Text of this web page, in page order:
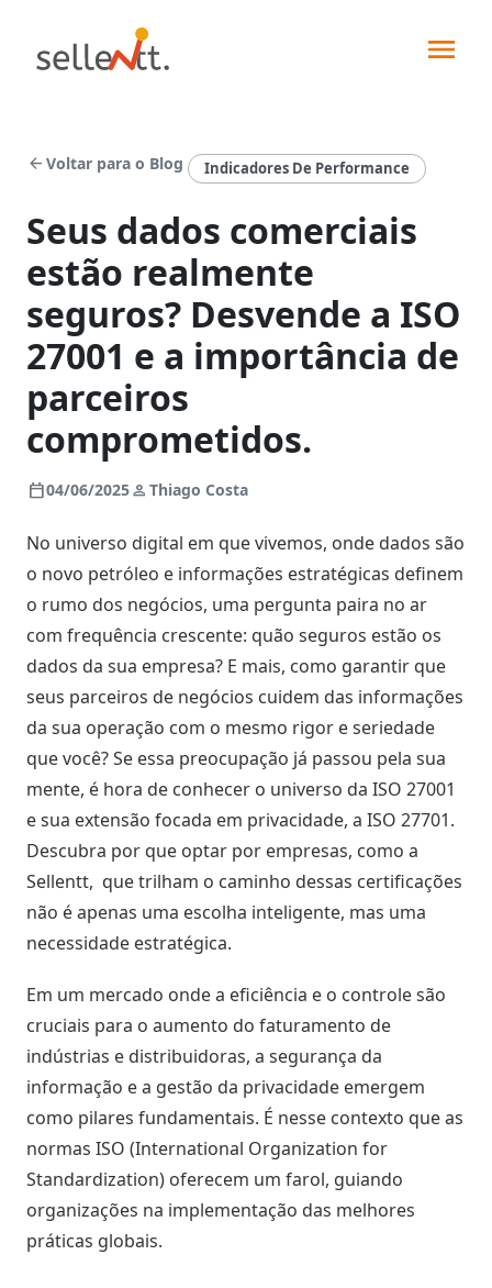
Soluções
de
vendas
Digitais
Política
Comercial
Política
de
Preço
Pedido
Saldo
Flex
/
VPC
Estoque
cota
Futuro
Trade
marketing
CRM
Segmentos
Indústrias
Integrações
integrados
Métodos
disponíveis
Outras
soluções
integradas
Seja um
parceiro
integrado
Blog
Indique
e
ganhe
arrow_back Voltar para o Blog Indicadores De Performance
Seus dados comerciais
estão realmente
seguros? Desvende a ISO
27001 e a importância de
parceiros
comprometidos.
calendar_today04/06/2025person Thiago Costa
No universo digital em que vivemos, onde dados são
o novo petróleo e informações estratégicas definem
o rumo dos negócios, uma pergunta paira no ar
com frequência crescente: quão seguros estão os
dados da sua empresa? E mais, como garantir que
seus parceiros de negócios cuidem das informações
da sua operação com o mesmo rigor e seriedade
que você? Se essa preocupação já passou pela sua
mente, é hora de conhecer o universo da ISO 27001
e sua extensão focada em privacidade, a ISO 27701.
Descubra por que optar por empresas, como a
Sellentt, que trilham o caminho dessas certificações
não é apenas uma escolha inteligente, mas uma
necessidade estratégica.
Em um mercado onde a eficiência e o controle são
cruciais para o aumento do faturamento de
indústrias e distribuidoras, a segurança da
informação e a gestão da privacidade emergem
como pilares fundamentais. É nesse contexto que as
normas ISO (International Organization for
Standardization) oferecem um farol, guiando
organizações na implementação das melhores
práticas globais.